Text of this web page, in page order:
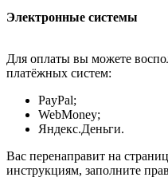
Электронные системы
Для оплаты вы можете
платёжных систем:
PayPal;
WebMoney;
Яндекс.Деньги.
Вас перенаправит на
инструкциям, заполните